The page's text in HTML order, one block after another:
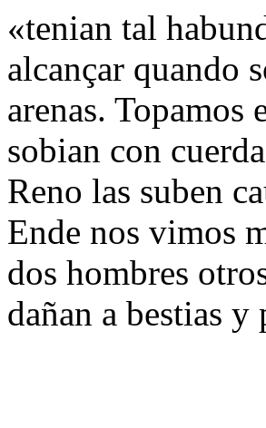
«tenian tal
alcançar quando
arenas.
sobian con
Reno las suben
Ende nos vimos
dos hombres
dañan a bestias y